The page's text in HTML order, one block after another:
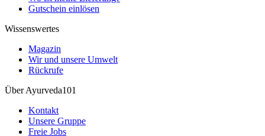
Gutschein einlösen
Wissenswertes
Magazin
Wir und unsere Umwelt
Rückrufe
Über Ayurveda101
Kontakt
Unsere Gruppe
Freie Jobs